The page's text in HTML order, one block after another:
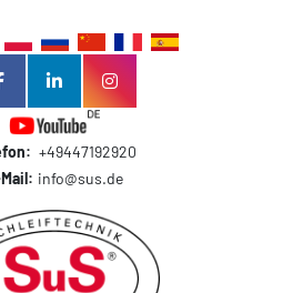
+49447192920
info@sus.de
linkedininstagram